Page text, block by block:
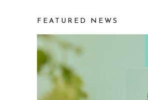
FEATURED NEWS